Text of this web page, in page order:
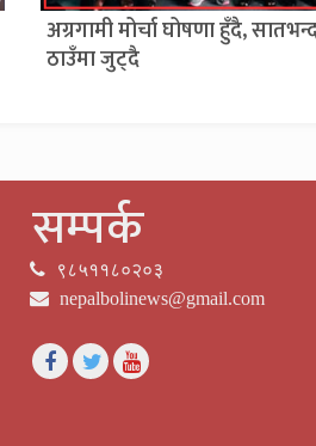
अग्रगामी मोर्चा घोषणा हुँदै,
ठाउँमा जुट्दै
सम्पर्क
९८५११८०२०३
nepalbolinews@gmail.com